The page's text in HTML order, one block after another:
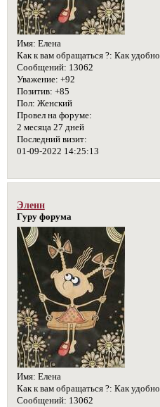
Имя: Елена
Как к вам обращаться ?: Как удобно
Сообщений: 13062
Уважение: +92
Позитив: +85
Пол: Женский
Провел на форуме:
2 месяца 27 дней
Последний визит:
01-09-2022 14:25:13
Эленн
Гуру форума
Имя: Елена
Как к вам обращаться ?: Как удобно
Сообщений: 13062